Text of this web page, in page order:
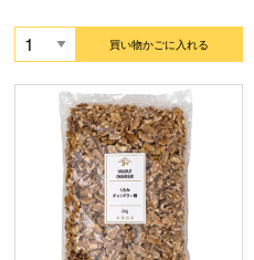
買い物かごに入れる